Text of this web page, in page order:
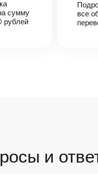
сумму
рублей
все
и